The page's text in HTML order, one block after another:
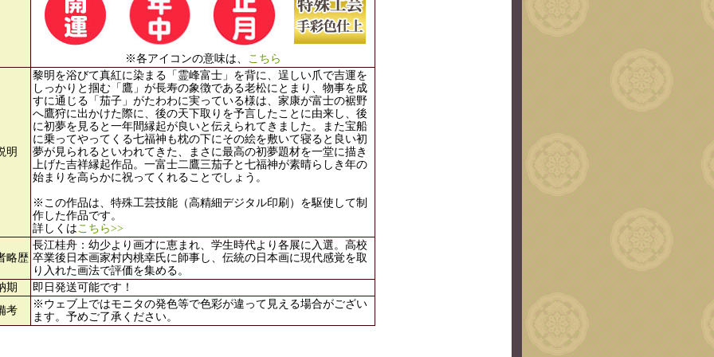
※各アイコンの意味は、 こちら
明
黎明を浴びて真紅に染まる「霊峰富士」を背に、逞しい爪で吉運を
しっかりと掴む「鷹」が長寿の象徴である老松にとまり、物事を成
すに通じる「茄子」がたわわに実っている様は、家康が富士の裾野
へ鷹狩に出かけた際に、後の天下取りを予言したことに由来し、後
に初夢を見ると一年間縁起が良いと伝えられてきました。また宝船
に乗ってやってくる七福神も枕の下にその絵を敷いて寝ると良い初
夢が見られるといわれてきた、まさに最高の初夢題材を一堂に描き
上げた吉祥縁起作品。一富士二鷹三茄子と七福神が素晴らしき年の
始まりを高らかに祝ってくれることでしょう。
※この作品は、特殊工芸技能（高精細デジタル印刷）を駆使して制
作した作品です。
詳しくはこちら>>
略歴
長江桂舟：幼少より画才に恵まれ、学生時代より各展に入選。高校
卒業後日本画家村内桃幸氏に師事し、伝統の日本画に現代感覚を取
り入れた画法で評価を集める。
期
即日発送可能です！
考
※ウェブ上ではモニタの発色等で色彩が違って見える場合がござい
ます。予めご了承ください。